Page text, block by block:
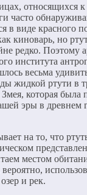
относящихся
часто
в виде красного
киноварь, но
редко. Поэтому
института
весьма
жидкой ртути в
которая была
эры в древнем
на то, что
местом
и рек.